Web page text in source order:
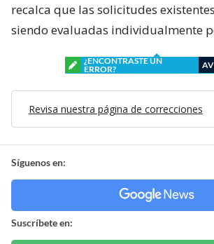
recalca que las solicitudes
siendo evaluadas individualmente
¿ENCONTRASTE UN
ERROR?
Revisa nuestra página de correcciones
Síguenos en:
Suscríbete en: